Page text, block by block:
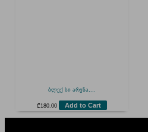
ბლექ სი არენა,...
₾ 180.00 Add to Cart